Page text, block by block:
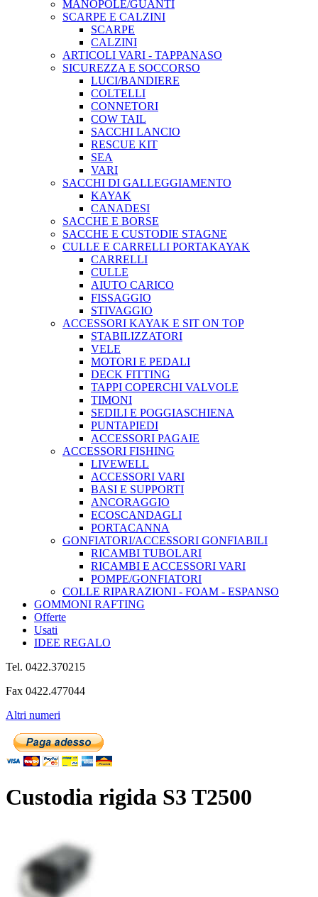
MANOPOLE/GUANTI
SCARPE E CALZINI
SCARPE
CALZINI
ARTICOLI VARI - TAPPANASO
SICUREZZA E SOCCORSO
LUCI/BANDIERE
COLTELLI
CONNETORI
COW TAIL
SACCHI LANCIO
RESCUE KIT
SEA
VARI
SACCHI DI GALLEGGIAMENTO
KAYAK
CANADESI
SACCHE E BORSE
SACCHE E CUSTODIE STAGNE
CULLE E CARRELLI PORTAKAYAK
CARRELLI
CULLE
AIUTO CARICO
FISSAGGIO
STIVAGGIO
ACCESSORI KAYAK E SIT ON TOP
STABILIZZATORI
VELE
MOTORI E PEDALI
DECK FITTING
TAPPI COPERCHI VALVOLE
TIMONI
SEDILI E POGGIASCHIENA
PUNTAPIEDI
ACCESSORI PAGAIE
ACCESSORI FISHING
LIVEWELL
ACCESSORI VARI
BASI E SUPPORTI
ANCORAGGIO
ECOSCANDAGLI
PORTACANNA
GONFIATORI/ACCESSORI GONFIABILI
RICAMBI TUBOLARI
RICAMBI E ACCESSORI VARI
POMPE/GONFIATORI
COLLE RIPARAZIONI - FOAM - ESPANSO
GOMMONI RAFTING
Offerte
Usati
IDEE REGALO
Tel. 0422.370215
Fax 0422.477044
Altri numeri
Custodia rigida S3 T2500